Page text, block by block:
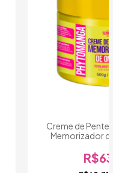
Creme de
Memorizador